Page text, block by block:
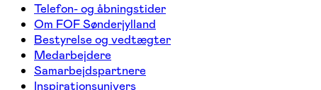
Telefon- og åbningstider
Om FOF Sønderjylland
Bestyrelse og vedtægter
Medarbejdere
Samarbejdspartnere
Inspirationsunivers